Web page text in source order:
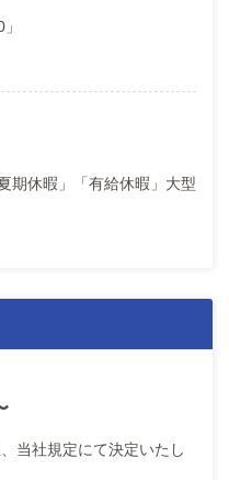
期休暇」「有給休暇」大型
当社規定にて決定いたし